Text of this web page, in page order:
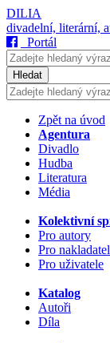
DILIA
divadelní, literární,
Portál
Hledat
Zpět na úvod
Agentura
Divadlo
Hudba
Literatura
Média
Kolektivní
Pro autory
Pro
Pro uživatele
Katalog
Autoři
Díla